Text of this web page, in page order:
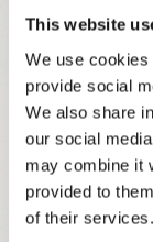
This website
We use
provide social
We also share
our social
may combine it
provided to
of their services.